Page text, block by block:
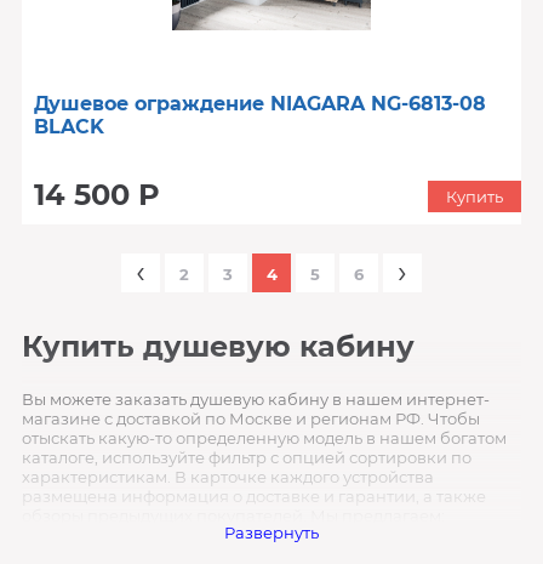
Душевое ограждение NIAGARA NG-6813-08
BLACK
14 500 Р Купить
‹ 2 3 4 5 6 ›
Купить душевую кабину
Вы можете заказать душевую кабину в нашем интернет-
магазине с доставкой по Москве и регионам РФ. Чтобы
отыскать какую-то определенную модель в нашем богатом
каталоге, используйте фильтр с опцией сортировки по
характеристикам. В карточке каждого устройства
размещена информация о доставке и гарантии, а также
Развернуть